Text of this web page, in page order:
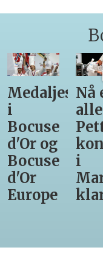
i
Bocuse
d'Or og
Bocuse
d'Or
Europe
Nå
alle
i